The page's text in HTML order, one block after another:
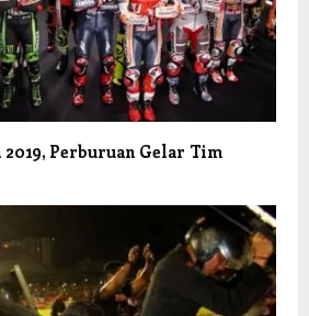
Perburuan Gelar Tim